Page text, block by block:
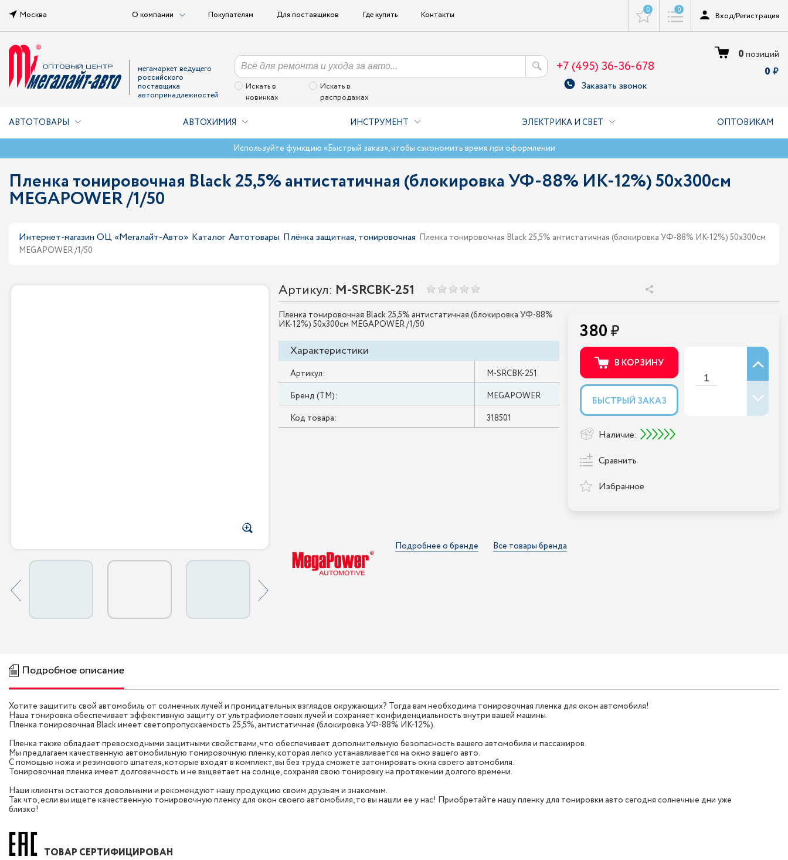
Москва О компании Покупателям Для поставщиков Где купить Контакты 0 0
Вход/Регистрация
мегамаркет ведущего
российского
поставщика
автопринадлежностей
Искать в
новинках
Искать в
распродажах
+7 (495) 36-36-678
Заказать звонок
0позиций
0
АВТОТОВАРЫ АВТОХИМИЯ ИНСТРУМЕНТ ЭЛЕКТРИКА И СВЕТ ОПТОВИКАМ
Используйте функцию «Быстрый заказ», чтобы сэкономить время при оформлении
Пленка тонировочная Black 25,5% антистатичная (блокировка УФ-88% ИК-12%) 50х300см
MEGAPOWER /1/50
Интернет-магазин ОЦ «Мегалайт-Авто» Каталог Автотовары Плёнка защитная, тонировочная Пленка тонировочная Black 25,5% антистатичная (блокировка УФ-88% ИК-12%) 50х300см
MEGAPOWER /1/50
Артикул: M-SRCBK-251
Пленка тонировочная Black 25,5% антистатичная (блокировка УФ-88%
ИК-12%) 50х300см MEGAPOWER /1/50
Характеристики
Артикул:
M-SRCBK-251
Бренд (ТМ):
MEGAPOWER
Код товара:
318501
380
В КОРЗИНУ
БЫСТРЫЙ ЗАКАЗ
Наличие:
Сравнить
Избранное
Подробнее о бренде Все товары бренда
Подробное описание
Хотите защитить свой автомобиль от солнечных лучей и проницательных взглядов окружающих? Тогда вам необходима тонировочная пленка для окон автомобиля!
Наша тонировка обеспечивает эффективную защиту от ультрафиолетовых лучей и сохраняет конфиденциальность внутри вашей машины.
Пленка тонировочная Black имеет светопропускаемость 25,5%, антистатичная (блокировка УФ-88% ИК-12%).
Пленка также обладает превосходными защитными свойствами, что обеспечивает дополнительную безопасность вашего автомобиля и пассажиров.
Мы предлагаем качественную автомобильную тонировочную пленку, которая легко устанавливается на окно вашего авто.
С помощью ножа и резинового шпателя, которые входят в комплект, вы без труда сможете затонировать окна своего автомобиля.
Тонировочная пленка имеет долговечность и не выцветает на солнце, сохраняя свою тонировку на протяжении долгого времени.
Наши клиенты остаются довольными и рекомендуют нашу продукцию своим друзьям и знакомым.
Так что, если вы ищете качественную тонировочную пленку для окон своего автомобиля, то вы нашли ее у нас! Приобретайте нашу пленку для тонировки авто сегодня солнечные дни уже
близко!
ТОВАР СЕРТИФИЦИРОВАН